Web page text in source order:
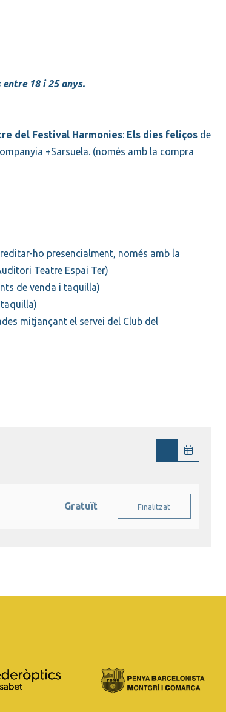
18 i 25 anys.
del Festival Harmonies: Els dies feliços de
+Sarsuela. (només amb la compra
ho presencialment, només amb la
Teatre Espai Ter)
de venda i taquilla)
mitjançant el servei del Club del
Gratuït Finalitzat